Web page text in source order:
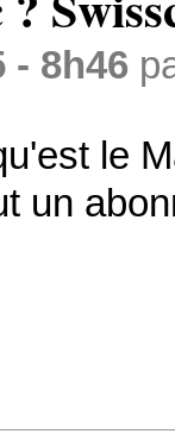
- 8h46
le
un